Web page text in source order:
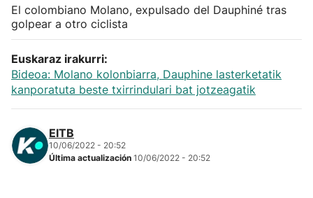
Kirolak 360
Atletismo
Carreras de montaña
Más deportes
El colombiano Molano, expulsado del Dauphiné tras
golpear a otro ciclista
Euskaraz irakurri:
Bideoa: Molano kolonbiarra, Dauphine lasterketatik
kanporatuta beste txirrindulari bat jotzeagatik
EITB
10/06/2022 - 20:52
Última actualización 10/06/2022 - 20:52